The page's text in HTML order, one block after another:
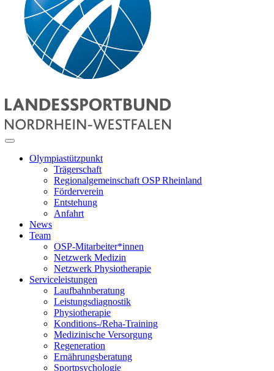
Olympiastützpunkt
Trägerschaft
Regionalgemeinschaft OSP Rheinland
Förderverein
Entstehung
Anfahrt
News
Team
OSP-Mitarbeiter*innen
Netzwerk Medizin
Netzwerk Physiotherapie
Serviceleistungen
Laufbahnberatung
Leistungsdiagnostik
Physiotherapie
Konditions-/Reha-Training
Medizinische Versorgung
Regeneration
Ernährungsberatung
Sportpsychologie